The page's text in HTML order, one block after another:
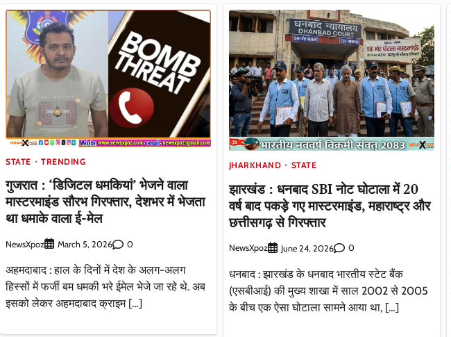
STATE TRENDING
गुजरात : ‘डिजिटल धमकियां’ भेजने वाला
मास्टरमाइंड सौरभ गिरफ्तार, देशभर में भेजता
था धमाके वाला ई-मेल
NewsXpoz March 5, 2026 0
अहमदाबाद : हाल के दिनों में देश के अलग-अलग
हिस्सों में फर्जी बम धमकी भरे ईमेल भेजे जा रहे थे. अब
इसको लेकर अहमदाबाद क्राइम […]
JHARKHAND STATE
झारखंड : धनबाद SBI नोट घोटाला में 20
वर्ष बाद पकड़े गए मास्टरमाइंड, महाराष्ट्र और
छत्तीसगढ़ से गिरफ्तार
NewsXpoz June 24, 2026 0
धनबाद : झारखंड के धनबाद भारतीय स्टेट बैंक
(एसबीआई) की मुख्य शाखा में साल 2002 से 2005
के बीच एक ऐसा घोटाला सामने आया था, […]